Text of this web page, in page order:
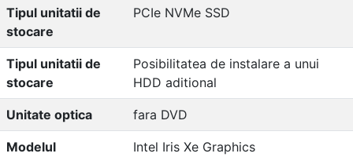
Tipul unitatii de
stocare
PCIe NVMe SSD
Tipul unitatii de
stocare
Posibilitatea de instalare a unui
HDD aditional
Unitate optica fara DVD
Modelul
Intel Iris Xe Graphics